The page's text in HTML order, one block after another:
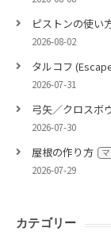
ピストンの使い
2026-08-02
タルコフ
2026-07-31
弓矢／クロスボ
2026-07-30
屋根の作り方
2026-07-29
カテゴリー